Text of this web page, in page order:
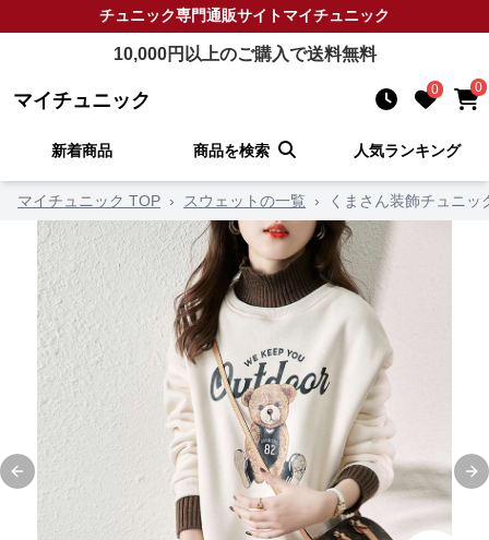
チュニック専門通販サイトマイチュニック
10,000円以上のご購入で送料無料
マイチュニック 0 0
新着商品 商品を検索 人気ランキング
マイチュニック TOP › スウェットの一覧 › くまさん装飾チュニッ
Previous slide